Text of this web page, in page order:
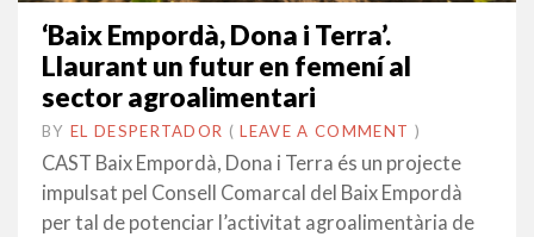
‘Baix Empordà, Dona i Terra’.
Llaurant un futur en femení al
sector agroalimentari
BY EL DESPERTADOR ON
6
OCTUBRE
•(LEAVE A COMMENT )
CAST Baix Empordà, Dona i Terra és un projecte
impulsat pel Consell Comarcal del Baix Empordà
per tal de potenciar l’activitat agroalimentària de